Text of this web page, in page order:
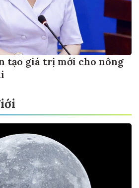
tạo giá trị mới cho nông